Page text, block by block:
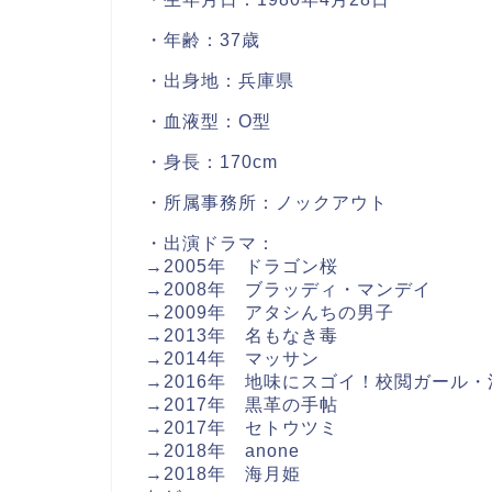
・年齢：37歳
・出身地：兵庫県
・血液型：O型
・身長：170cm
・所属事務所：ノックアウト
・出演ドラマ：
→2005年 ドラゴン桜
→2008年 ブラッディ・マンデイ
→2009年 アタシんちの男子
→2013年 名もなき毒
→2014年 マッサン
→2016年 地味にスゴイ！校閲ガール・
→2017年 黒革の手帖
→2017年 セトウツミ
→2018年 anone
→2018年 海月姫